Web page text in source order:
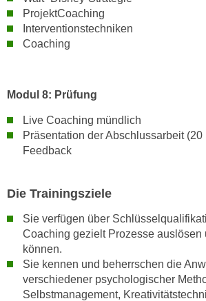
ProjektCoaching
Interventionstechniken
Coaching
Modul 8: Prüfung
Live Coaching mündlich
Präsentation der Abschlussarbeit
Feedback
Die Trainingsziele
Sie verfügen über
Coaching gezielt Prozesse auslösen
können.
Sie kennen und beherrschen die
verschiedener psychologischer
Selbstmanagement,
u
l
a
e
,
d
S
e